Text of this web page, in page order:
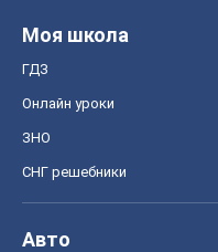
Моя школа
ГДЗ
Онлайн уроки
ЗНО
СНГ решебники
Авто